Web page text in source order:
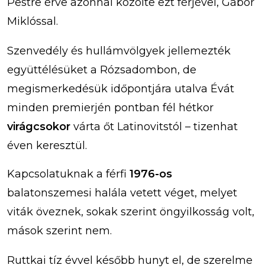
Pestre érve azonnal közölte ezt férjével, Gábor
Miklóssal.
Szenvedély és hullámvölgyek jellemezték
együttélésüket a Rózsadombon, de
megismerkedésük időpontjára utalva Évát
minden premierjén pontban fél hétkor
virágcsokor várta őt Latinovitstól – tizenhat
éven keresztül.
Kapcsolatuknak a férfi 1976-os
balatonszemesi halála vetett véget, melyet
viták öveznek, sokak szerint öngyilkosság volt,
mások szerint nem.
Ruttkai tíz évvel később hunyt el, de szerelme